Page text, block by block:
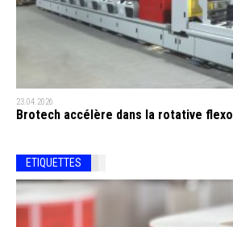
23.04.2026
Brotech accélère dans la rotative flexo
ETIQUETTES